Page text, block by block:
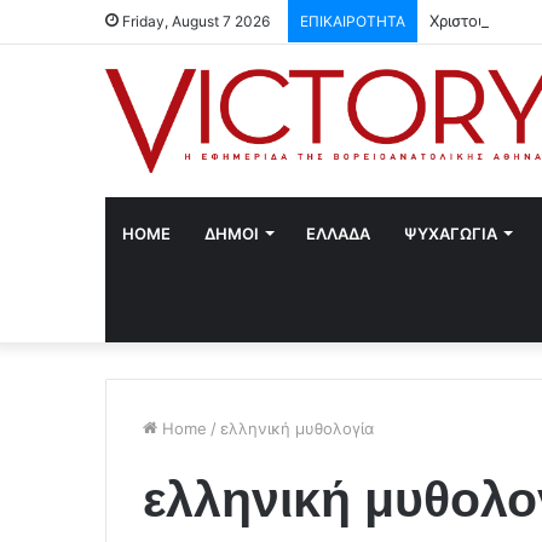
Friday, August 7 2026 ΕΠΙΚΑΙΡΟΤΗΤΑ Χριστούγεννα
HOME ΔΗΜΟΙ ΕΛΛΑΔΑ ΨΥΧΑΓΩΓΙΑ
Home / ελληνική μυθολογία
ελληνική